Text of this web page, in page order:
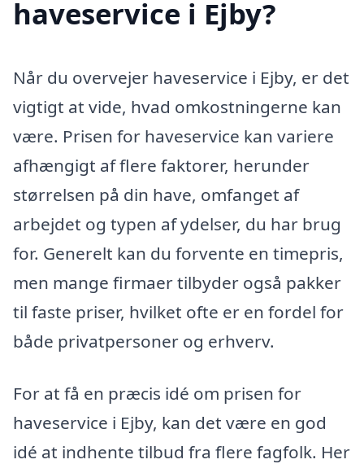
haveservice i Ejby?
Når du overvejer haveservice i Ejby, er det
vigtigt at vide, hvad omkostningerne kan
være. Prisen for haveservice kan variere
afhængigt af flere faktorer, herunder
størrelsen på din have, omfanget af
arbejdet og typen af ydelser, du har brug
for. Generelt kan du forvente en timepris,
men mange firmaer tilbyder også pakker
til faste priser, hvilket ofte er en fordel for
både privatpersoner og erhverv.
For at få en præcis idé om prisen for
haveservice i Ejby, kan det være en god
idé at indhente tilbud fra flere fagfolk. Her